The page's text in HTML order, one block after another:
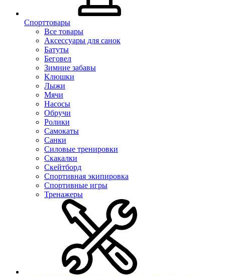
Спорттовары
Все товары
Аксессуары для санок
Батуты
Беговел
Зимние забавы
Клюшки
Лыжи
Мячи
Насосы
Обручи
Ролики
Самокаты
Санки
Силовые тренировки
Скакалки
Скейтборд
Спортивная экипировка
Спортивные игры
Тренажеры